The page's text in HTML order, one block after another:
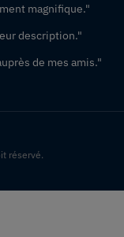
magnifique."
description."
de mes amis."
réservé.